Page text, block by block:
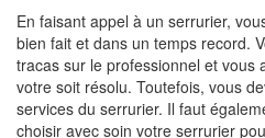
En faisant appel à un serrurier,
bien fait et dans un temps record.
tracas sur le professionnel et vous
votre soit résolu. Toutefois, vous
services du serrurier. Il faut
choisir avec soin votre serrurier